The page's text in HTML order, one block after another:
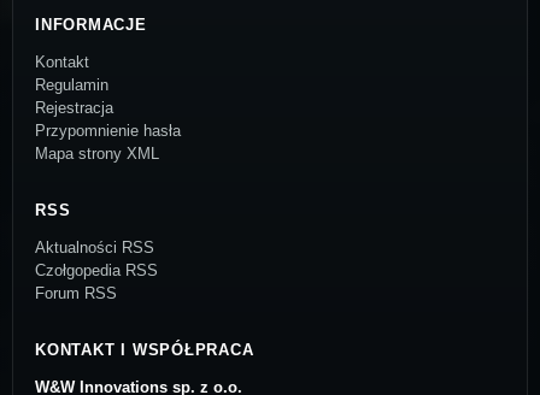
INFORMACJE
Kontakt
Regulamin
Rejestracja
Przypomnienie hasła
Mapa strony XML
RSS
Aktualności RSS
Czołgopedia RSS
Forum RSS
KONTAKT I WSPÓŁPRACA
W&W Innovations sp. z o.o.